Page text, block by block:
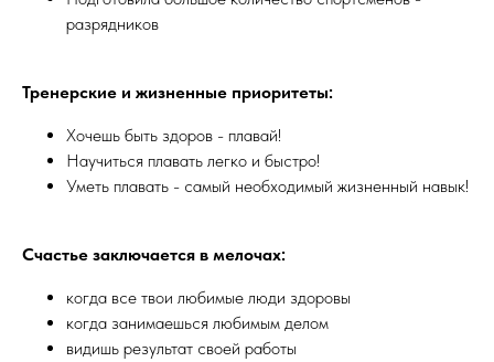
разрядников
Тренерские и жизненные приоритеты:
Хочешь быть здоров - плавай!
Научиться плавать легко и быстро!
Уметь плавать - самый необходимый жизненный навык!
Счастье заключается в мелочах:
когда все твои любимые люди здоровы
когда занимаешься любимым делом
видишь результат своей работы